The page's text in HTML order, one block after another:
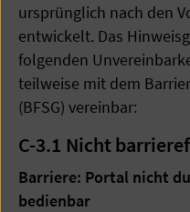
ursprünglich nach den
entwickelt. Das
folgenden
teilweise mit dem
(BFSG) vereinbar:
C-3.1 Nicht
Barriere: Portal nicht
bedienbar